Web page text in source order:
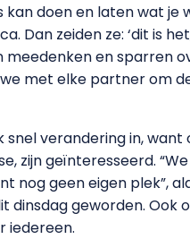
doen en laten wat je
Dan zeiden ze: ‘dit is
meedenken en sparren
met elke partner om
verandering in, want
zijn geïnteresseerd. “We
nog geen eigen plek”,
dinsdag geworden. Ook
iedereen.